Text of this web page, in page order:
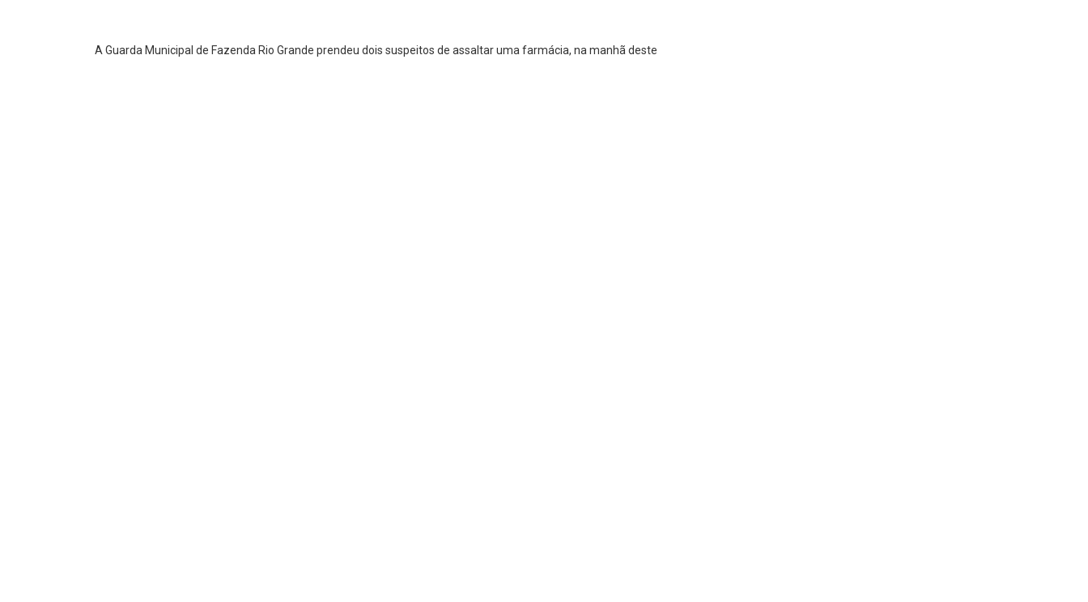
A Guarda Municipal de Fazenda Rio Grande prendeu dois suspeitos de assaltar uma farmácia, na manhã deste